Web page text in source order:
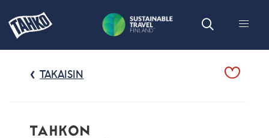
TAKAISIN
TAHKON